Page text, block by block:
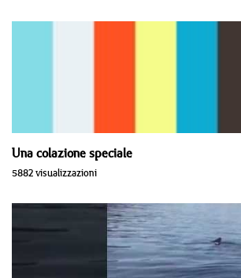
Una colazione speciale
5882 visualizzazioni